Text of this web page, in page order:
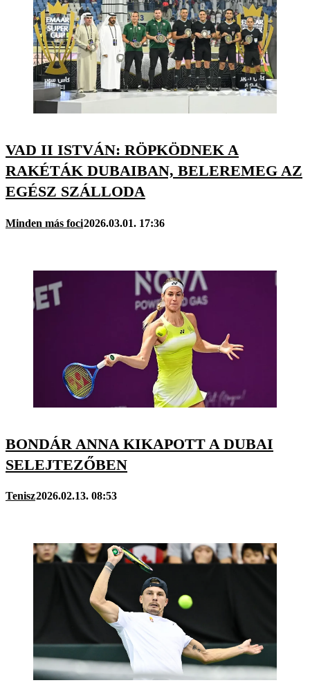
VAD II ISTVÁN: RÖPKÖDNEK A
RAKÉTÁK DUBAIBAN, BELEREMEG AZ
EGÉSZ SZÁLLODA
Minden más foci2026.03.01. 17:36
BONDÁR ANNA KIKAPOTT A DUBAI
SELEJTEZŐBEN
Tenisz2026.02.13. 08:53